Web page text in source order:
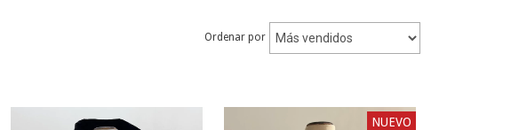
Ordenar por
NUEVO